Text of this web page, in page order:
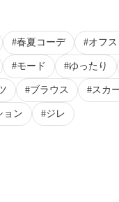
春夏コーデ オフ
モード ゆったり
ブラウス スカ
ョン ジレ